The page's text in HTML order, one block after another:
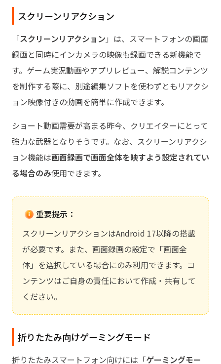
スクリーンリアクション
「スクリーンリアクション 」は、スマートフォンの画面
録画と同時にインカメラの映像も録画できる新機能で
す。ゲーム実況動画やアプリレビュー、解説コンテンツ
を制作する際に、別途編集ソフトを使わずともリアクシ
ョン映像付きの動画を簡単に作成できます。
ショート動画需要が高まる昨今、クリエイターにとって
強力な武器となりそうです。なお、スクリーンリアクシ
ョン機能は画面録画で画面全体を映すよう設定されてい
る場合のみ使用できます。
重要提示：
スクリーンリアクションはAndroid 17以降の搭載
が必要です。また、画面録画の設定で「画面全
体」を選択している場合にのみ利用できます。コ
ンテンツはご自身の責任において作成・共有して
ください。
折りたたみ向けゲーミングモード
折りたたみスマートフォン向けには「ゲーミングモー